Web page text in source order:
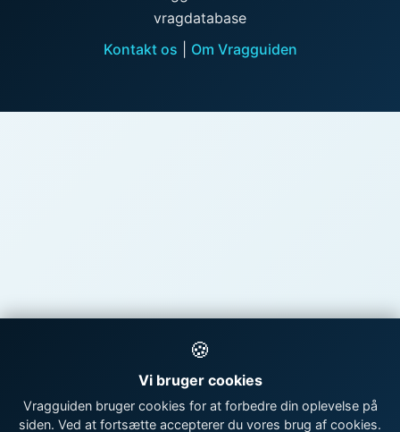
vragdatabase
Kontakt os
Om Vragguiden
🍪
Vi bruger cookies
Vragguiden bruger cookies for at forbedre din oplevelse på
siden. Ved at fortsætte accepterer du vores brug af cookies.